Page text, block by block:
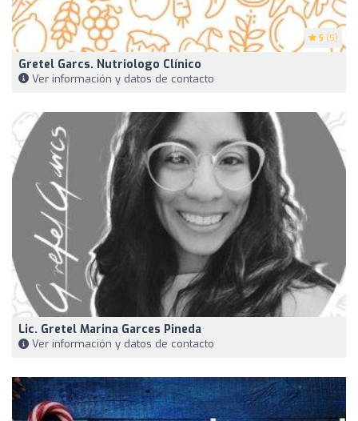
5 (5)
Gretel Garcs. Nutriologo Clínico
Ver información y datos de contacto
Lic. Gretel Marina Garces Pineda
Ver información y datos de contacto